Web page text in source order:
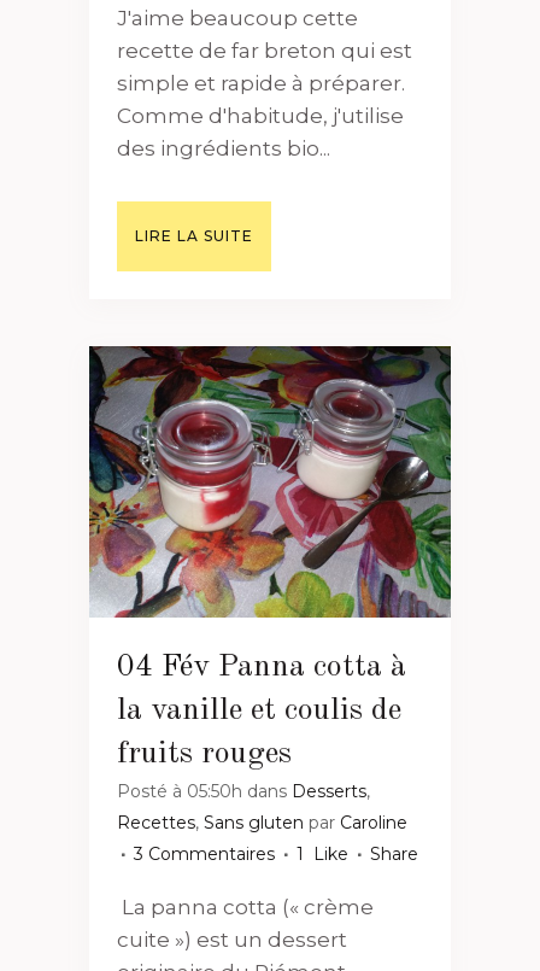
J'aime beaucoup cette
recette de far breton qui est
simple et rapide à préparer.
Comme d'habitude, j'utilise
des ingrédients bio...
LIRE LA SUITE
04 Fév Panna cotta à
la vanille et coulis de
fruits rouges
Posté à 05:50h dans Desserts,
Recettes, Sans gluten par Caroline
3 Commentaires
1 Like Share
La panna cotta (« crème
cuite ») est un dessert